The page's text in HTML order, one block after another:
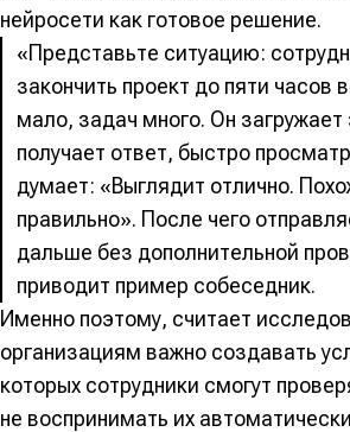
нейросети как готовое решение.
«Представьте ситуацию:
закончить проект до пяти часов
мало, задач много. Он загружает
получает ответ, быстро
думает: «Выглядит отлично.
правильно». После чего
дальше без дополнительной
приводит пример собеседник.
Именно поэтому, считает
организациям важно создавать
которых сотрудники смогут
не воспринимать их